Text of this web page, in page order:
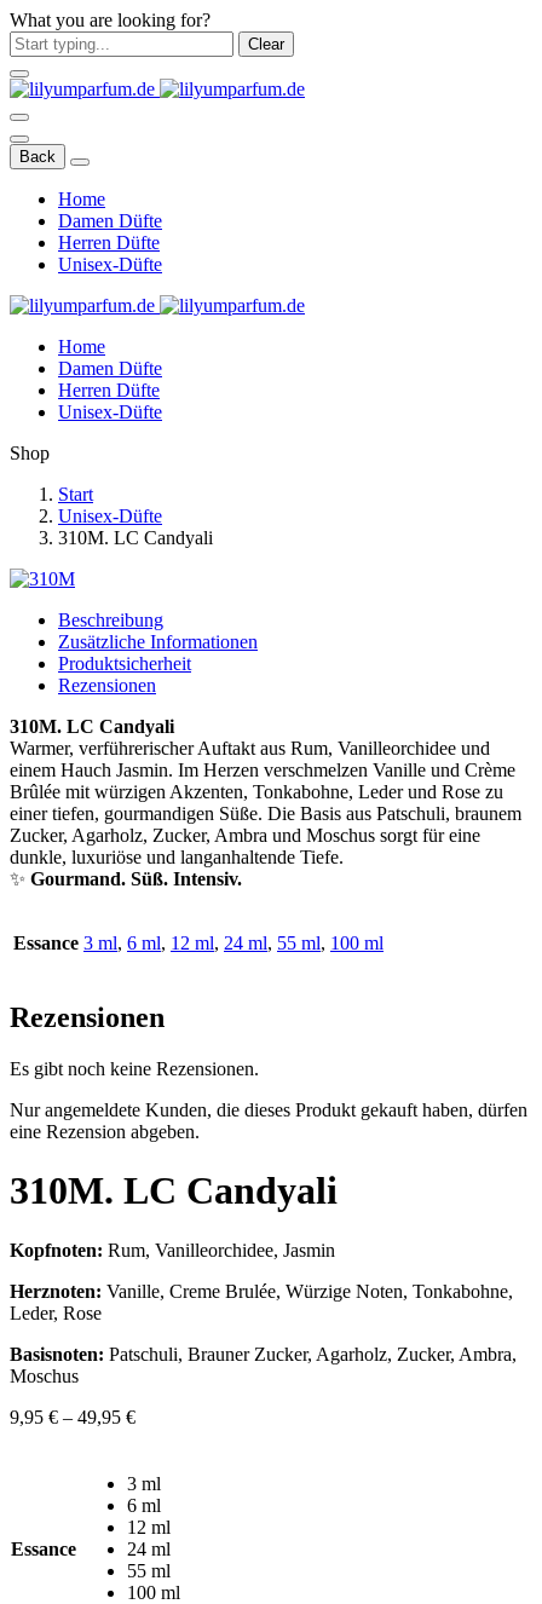
What you are looking for?
Clear
Back
Home
Damen Düfte
Herren Düfte
Unisex-Düfte
Home
Damen Düfte
Herren Düfte
Unisex-Düfte
Shop
Start
Unisex-Düfte
310M. LC Candyali
Beschreibung
Zusätzliche Informationen
Produktsicherheit
Rezensionen
310M. LC Candyali
Warmer, verführerischer Auftakt aus Rum, Vanilleorchidee und
einem Hauch Jasmin. Im Herzen verschmelzen Vanille und Crème
Brûlée mit würzigen Akzenten, Tonkabohne, Leder und Rose zu
einer tiefen, gourmandigen Süße. Die Basis aus Patschuli, braunem
Zucker, Agarholz, Zucker, Ambra und Moschus sorgt für eine
dunkle, luxuriöse und langanhaltende Tiefe.
✨ Gourmand. Süß. Intensiv.
Essance 3 ml, 6 ml, 12 ml, 24 ml, 55 ml, 100 ml
Rezensionen
Es gibt noch keine Rezensionen.
Nur angemeldete Kunden, die dieses Produkt gekauft haben, dürfen
eine Rezension abgeben.
310M. LC Candyali
Kopfnoten: Rum, Vanilleorchidee, Jasmin
Herznoten: Vanille, Creme Brulée, Würzige Noten, Tonkabohne,
Leder, Rose
Basisnoten: Patschuli, Brauner Zucker, Agarholz, Zucker, Ambra,
Moschus
9,95 € – 49,95 €
Essance
3 ml
6 ml
12 ml
24 ml
55 ml
100 ml